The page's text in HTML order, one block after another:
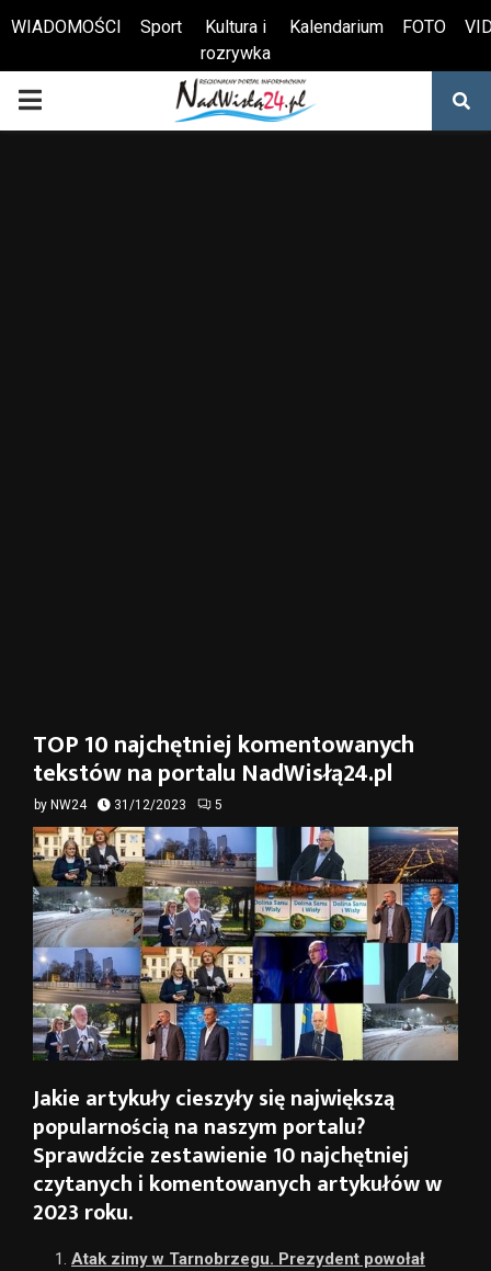
Otwórz pasek narzędzi
WIADOMOŚCI Sport
Kultura i
rozrywka
Kalendarium FOTO
PRIMARY
TOP 10 najchętniej komentowanych
tekstów na portalu NadWisłą24.pl
by NW24 31/12/2023 5
Jakie artykuły cieszyły się największą
popularnością na naszym portalu?
Sprawdźcie zestawienie 10 najchętniej
czytanych i komentowanych artykułów w
2023 roku.
Atak zimy w Tarnobrzegu. Prezydent powołał